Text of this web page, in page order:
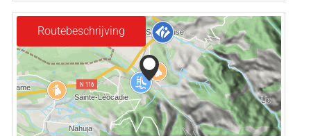
Routebeschrijving